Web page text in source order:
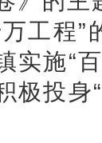
万工程
实施“
极投